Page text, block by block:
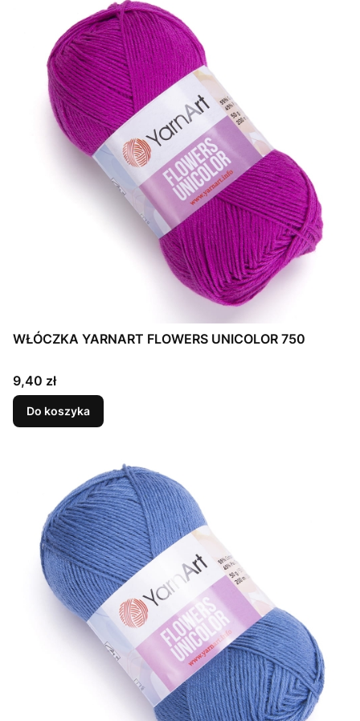
WŁÓCZKA YARNART FLOWERS UNICOLOR 750
Cena
9,40 zł
Do koszyka